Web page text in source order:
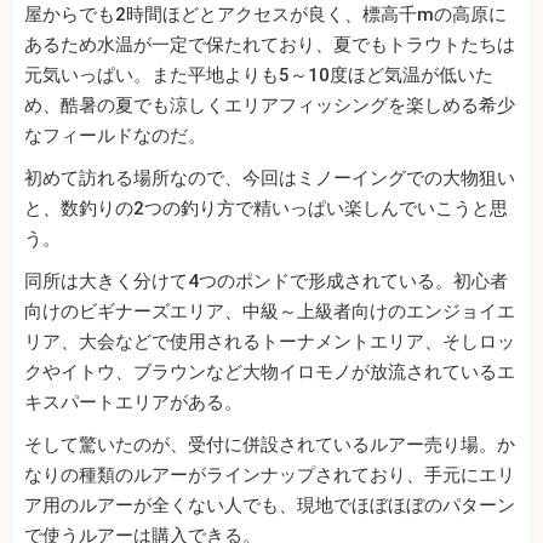
屋からでも2時間ほどとアクセスが良く、標高千mの高原に
あるため水温が一定で保たれており、夏でもトラウトたちは
元気いっぱい。また平地よりも5～10度ほど気温が低いた
め、酷暑の夏でも涼しくエリアフィッシングを楽しめる希少
なフィールドなのだ。
初めて訪れる場所なので、今回はミノーイングでの大物狙い
と、数釣りの2つの釣り方で精いっぱい楽しんでいこうと思
う。
同所は大きく分けて4つのポンドで形成されている。初心者
向けのビギナーズエリア、中級～上級者向けのエンジョイエ
リア、大会などで使用されるトーナメントエリア、そしロッ
クやイトウ、ブラウンなど大物イロモノが放流されているエ
キスパートエリアがある。
そして驚いたのが、受付に併設されているルアー売り場。か
なりの種類のルアーがラインナップされており、手元にエリ
ア用のルアーが全くない人でも、現地でほぼほぼのパターン
で使うルアーは購入できる。